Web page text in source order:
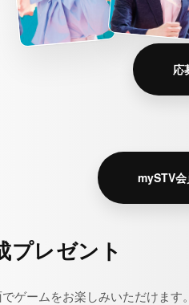
応
mySTV
プレゼント
ゲームをお楽しみいただけま